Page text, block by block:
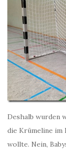
Deshalb wurden
die Krümeline im
wollte. Nein,